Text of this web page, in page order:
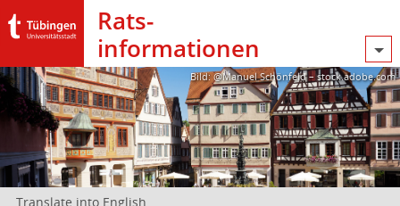
Rats­
informationen
Bild: @Manuel Schönfeld – stock.adobe.com
Translate into English